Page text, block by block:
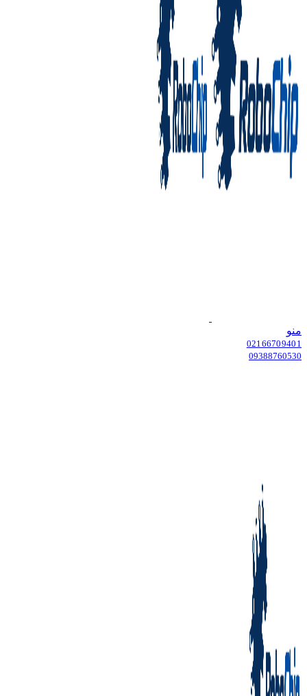
منو
02166709401
09388760530